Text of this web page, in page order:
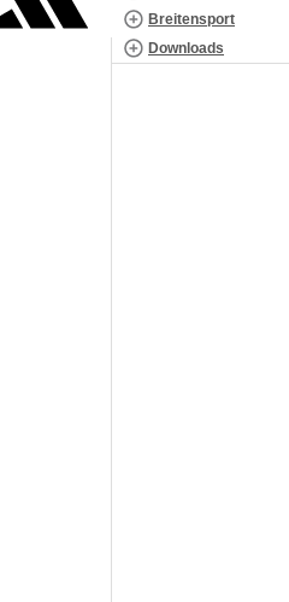
Breitensport
Downloads